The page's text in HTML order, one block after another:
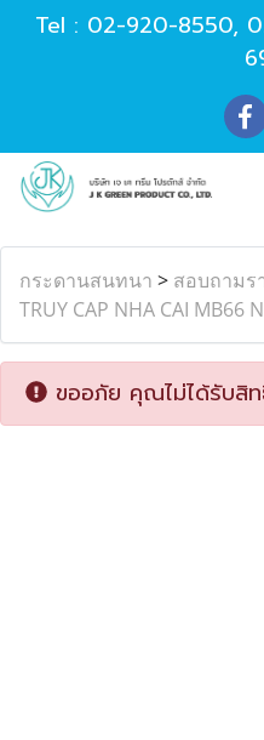
Tel : 02-920-8550,
กระดานสนทนา > สอบถามร
TRUY CAP NHA CAI MB66
ขออภัย คุณไม่ได้รับสิท